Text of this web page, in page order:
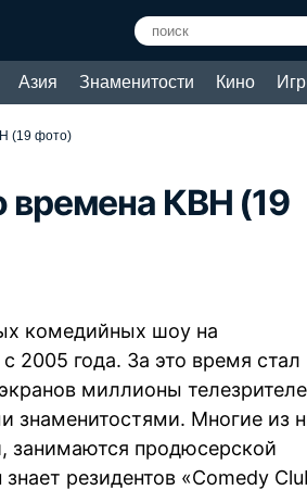
Азия Знаменитости Кино
(19 фото)
времена КВН (19
комедийных шоу на
2005 года. За это время стал
миллионы
знаменитостями. Многие из
занимаются продюсерской
резидентов «Comedy